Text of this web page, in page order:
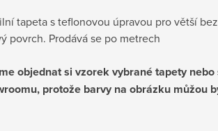
tapeta s teflonovou úpravou pro větší
povrch. Prodává se po metrech
objednat si vzorek vybrané tapety
protože barvy na obrázku můžou